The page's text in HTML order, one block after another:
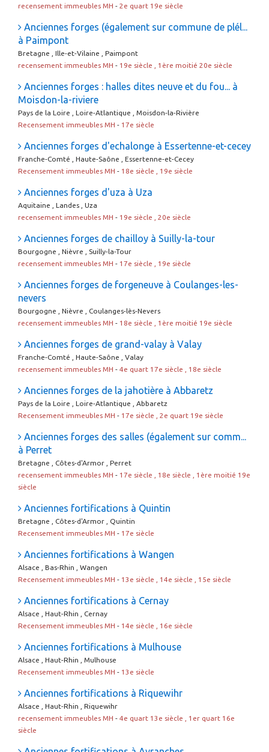
recensement immeubles MH - 2e quart 19e siècle
Anciennes forges (également sur commune de plél...
à Paimpont
Bretagne , Ille-et-Vilaine , Paimpont
recensement immeubles MH - 19e siècle , 1ère moitié 20e siècle
Anciennes forges : halles dites neuve et du fou... à
Moisdon-la-riviere
Pays de la Loire , Loire-Atlantique , Moisdon-la-Rivière
Recensement immeubles MH - 17e siècle
Anciennes forges d'echalonge à Essertenne-et-cecey
Franche-Comté , Haute-Saône , Essertenne-et-Cecey
Recensement immeubles MH - 18e siècle , 19e siècle
Anciennes forges d'uza à Uza
Aquitaine , Landes , Uza
recensement immeubles MH - 19e siècle , 20e siècle
Anciennes forges de chailloy à Suilly-la-tour
Bourgogne , Nièvre , Suilly-la-Tour
recensement immeubles MH - 17e siècle , 19e siècle
Anciennes forges de forgeneuve à Coulanges-les-
nevers
Bourgogne , Nièvre , Coulanges-lès-Nevers
recensement immeubles MH - 18e siècle , 1ère moitié 19e siècle
Anciennes forges de grand-valay à Valay
Franche-Comté , Haute-Saône , Valay
recensement immeubles MH - 4e quart 17e siècle , 18e siècle
Anciennes forges de la jahotière à Abbaretz
Pays de la Loire , Loire-Atlantique , Abbaretz
Recensement immeubles MH - 17e siècle , 2e quart 19e siècle
Anciennes forges des salles (également sur comm...
à Perret
Bretagne , Côtes-d'Armor , Perret
recensement immeubles MH - 17e siècle , 18e siècle , 1ère moitié 19e
siècle
Anciennes fortifications à Quintin
Bretagne , Côtes-d'Armor , Quintin
Recensement immeubles MH - 17e siècle
Anciennes fortifications à Wangen
Alsace , Bas-Rhin , Wangen
Recensement immeubles MH - 13e siècle , 14e siècle , 15e siècle
Anciennes fortifications à Cernay
Alsace , Haut-Rhin , Cernay
Recensement immeubles MH - 14e siècle , 16e siècle
Anciennes fortifications à Mulhouse
Alsace , Haut-Rhin , Mulhouse
Recensement immeubles MH - 13e siècle
Anciennes fortifications à Riquewihr
Alsace , Haut-Rhin , Riquewihr
recensement immeubles MH - 4e quart 13e siècle , 1er quart 16e
siècle